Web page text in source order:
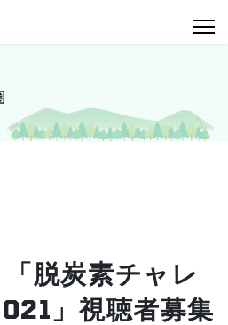
脱炭素チャレ
」視聴者募集